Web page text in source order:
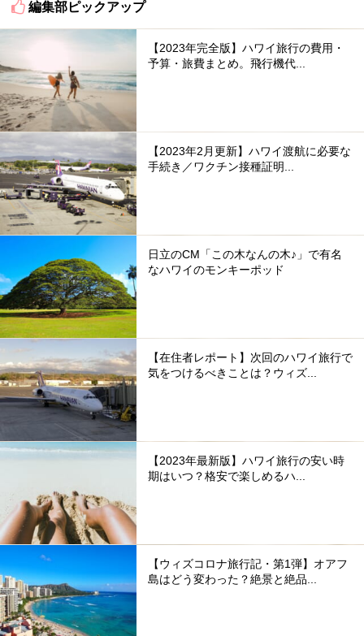
編集部ピックアップ
【2023年完全版】ハワイ旅行の費用・
予算・旅費まとめ。飛行機代...
【2023年2月更新】ハワイ渡航に必要な
手続き／ワクチン接種証明...
日立のCM「この木なんの木♪」で有名
なハワイのモンキーポッド
【在住者レポート】次回のハワイ旅行で
気をつけるべきことは？ウィズ...
【2023年最新版】ハワイ旅行の安い時
期はいつ？格安で楽しめるハ...
【ウィズコロナ旅行記・第1弾】オアフ
島はどう変わった？絶景と絶品...